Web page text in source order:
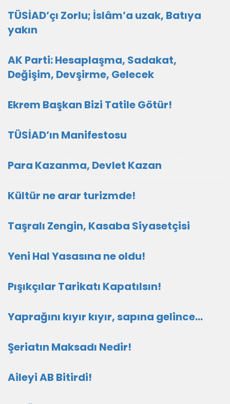
TÜSİAD’çı Zorlu; İslâm’a uzak, Batıya
yakın
AK Parti: Hesaplaşma, Sadakat,
Değişim, Devşirme, Gelecek
Ekrem Başkan Bizi Tatile Götür!
TÜSİAD’ın Manifestosu
Para Kazanma, Devlet Kazan
Kültür ne arar turizmde!
Taşralı Zengin, Kasaba Siyasetçisi
Yeni Hal Yasasına ne oldu!
Pışıkçılar Tarikatı Kapatılsın!
Yaprağını kıyır kıyır, sapına gelince…
Şeriatın Maksadı Nedir!
Aileyi AB Bitirdi!